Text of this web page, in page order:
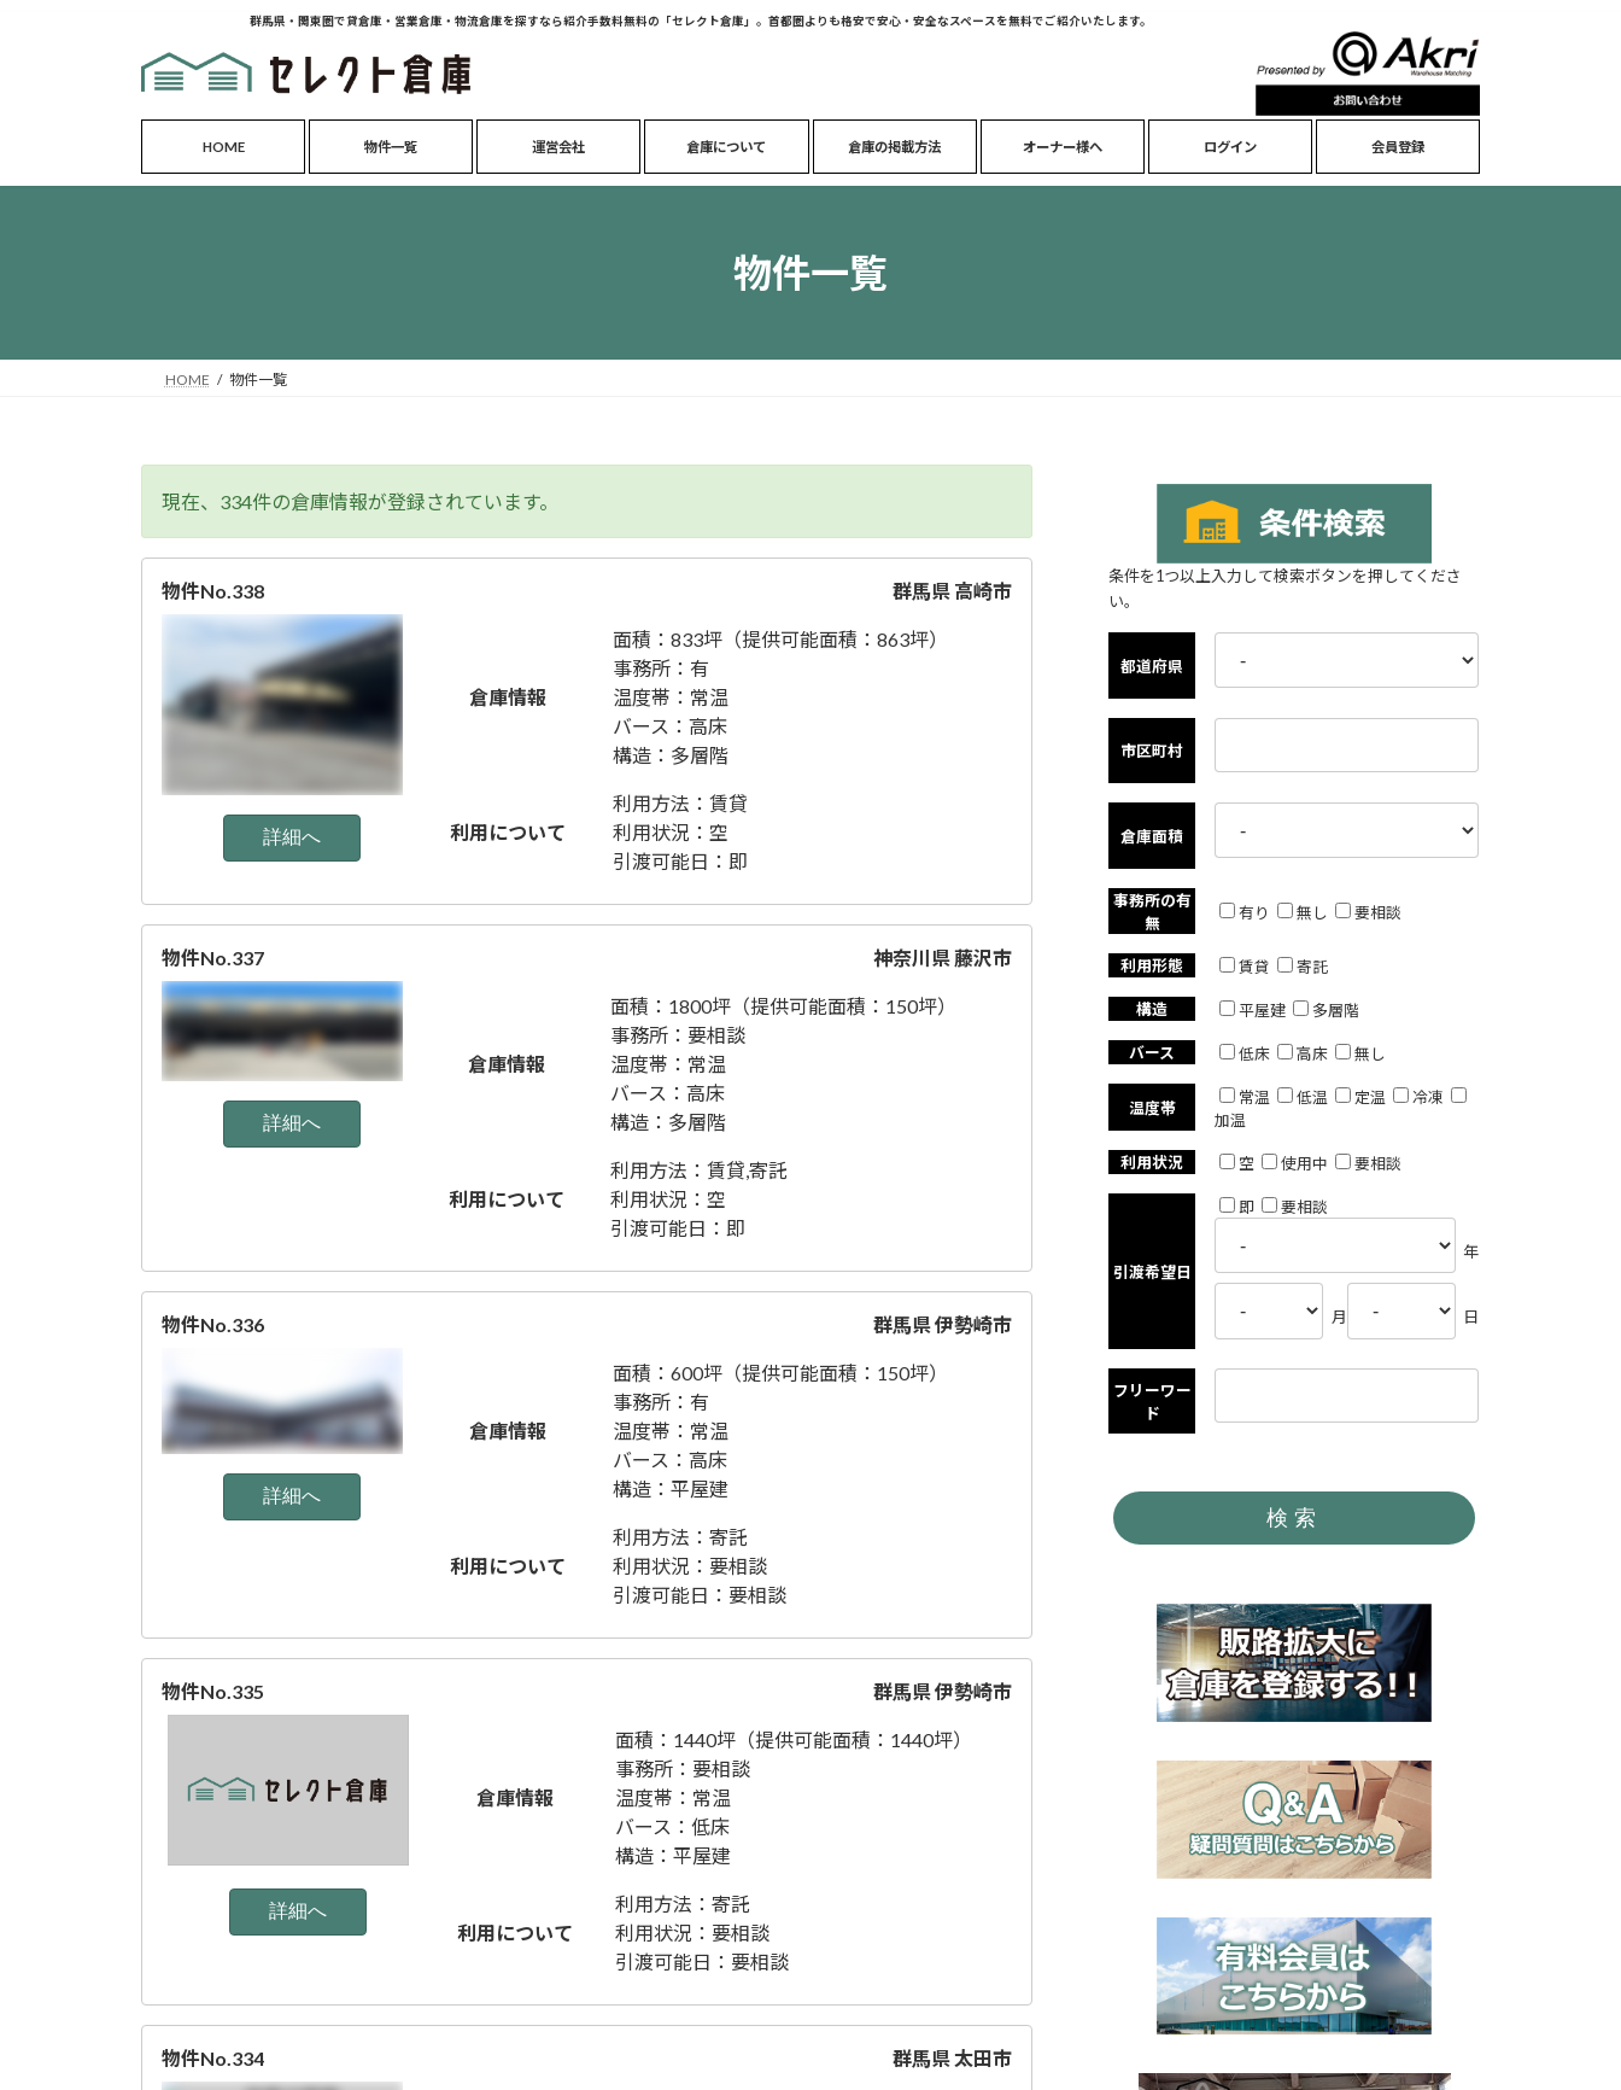
ス
ン
群馬県・関東圏で貸倉庫・営業倉庫・物流倉庫を探すなら紹介手数料無料の「セレクト倉庫」。首都圏よりも格安で安心・安全なスペースを無料でご紹介いたします。
HOME 物件一覧 運営会社 倉庫について 倉庫の掲載方法 オーナー様へ ログイン 会員登録
物件一覧
HOME 物件一覧
現在、334件の倉庫情報が登録されています。
物件No.338 群馬県 高崎市
倉庫情報
面積：833坪（提供可能面積：863坪）
事務所：有
温度帯：常温
バース：高床
構造：多層階
利用について
利用方法：賃貸
利用状況：空
引渡可能日：即
物件No.337 神奈川県 藤沢市
倉庫情報
面積：1800坪（提供可能面積：150坪）
事務所：要相談
温度帯：常温
バース：高床
構造：多層階
利用について
利用方法：賃貸,寄託
利用状況：空
引渡可能日：即
物件No.336 群馬県 伊勢崎市
倉庫情報
面積：600坪（提供可能面積：150坪）
事務所：有
温度帯：常温
バース：高床
構造：平屋建
利用について
利用方法：寄託
利用状況：要相談
引渡可能日：要相談
物件No.335 群馬県 伊勢崎市
倉庫情報
面積：1440坪（提供可能面積：1440坪）
事務所：要相談
温度帯：常温
バース：低床
構造：平屋建
利用について
利用方法：寄託
利用状況：要相談
引渡可能日：要相談
物件No.334 群馬県 太田市
条件を1つ以上入力して検索ボタンを押してくださ
い。
都道府県
市区町村
倉庫面積
事務所の有
無
有り 無し 要相談
利用形態 賃貸 寄託
構造 平屋建 多層階
バース 低床 高床 無し
温度帯
常温 低温 定温
冷凍
加温
利用状況 空 使用中 要相談
引渡希望日
即 要相談
年
月 日
フリーワー
ド